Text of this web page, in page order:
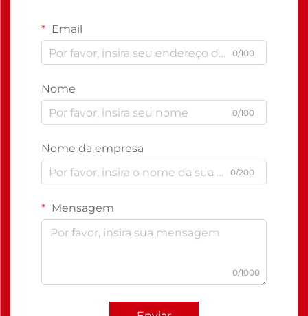
Email
0/100
Nome
0/100
Nome da empresa
0/200
Mensagem
0/1000